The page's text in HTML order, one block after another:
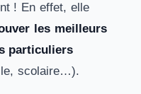
! En effet, elle
les meilleurs
particuliers
scolaire…).